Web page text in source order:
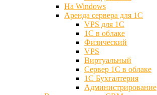
На Windows
Аренда сервера для 1С
VPS для 1С
1С в облаке
Физический
VPS
Виртуальный
Сервер 1С в облаке
1С Бухгалтерия
Администрирование